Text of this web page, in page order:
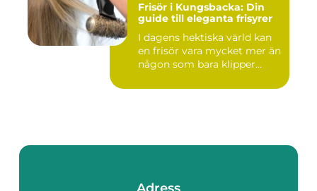
Frisör i Kungsbacka: Din
guide till eleganta frisyrer
I dagens hektiska värld kan
en frisör vara mycket mer än
någon som bara klipper...